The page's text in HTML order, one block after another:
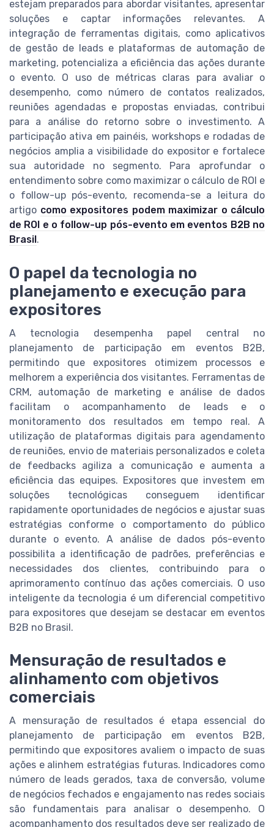
estejam preparados para abordar visitantes, apresentar
soluções e captar informações relevantes. A
integração de ferramentas digitais, como aplicativos
de gestão de leads e plataformas de automação de
marketing, potencializa a eficiência das ações durante
o evento. O uso de métricas claras para avaliar o
desempenho, como número de contatos realizados,
reuniões agendadas e propostas enviadas, contribui
para a análise do retorno sobre o investimento. A
participação ativa em painéis, workshops e rodadas de
negócios amplia a visibilidade do expositor e fortalece
sua autoridade no segmento. Para aprofundar o
entendimento sobre como maximizar o cálculo de ROI e
o follow-up pós-evento, recomenda-se a leitura do
artigo como expositores podem maximizar o cálculo
de ROI e o follow-up pós-evento em eventos B2B no
Brasil .
O papel da tecnologia no
planejamento e execução para
expositores
A tecnologia desempenha papel central no
planejamento de participação em eventos B2B,
permitindo que expositores otimizem processos e
melhorem a experiência dos visitantes. Ferramentas de
CRM, automação de marketing e análise de dados
facilitam o acompanhamento de leads e o
monitoramento dos resultados em tempo real. A
utilização de plataformas digitais para agendamento
de reuniões, envio de materiais personalizados e coleta
de feedbacks agiliza a comunicação e aumenta a
eficiência das equipes. Expositores que investem em
soluções tecnológicas conseguem identificar
rapidamente oportunidades de negócios e ajustar suas
estratégias conforme o comportamento do público
durante o evento. A análise de dados pós-evento
possibilita a identificação de padrões, preferências e
necessidades dos clientes, contribuindo para o
aprimoramento contínuo das ações comerciais. O uso
inteligente da tecnologia é um diferencial competitivo
para expositores que desejam se destacar em eventos
B2B no Brasil.
Mensuração de resultados e
alinhamento com objetivos
comerciais
A mensuração de resultados é etapa essencial do
planejamento de participação em eventos B2B,
permitindo que expositores avaliem o impacto de suas
ações e alinhem estratégias futuras. Indicadores como
número de leads gerados, taxa de conversão, volume
de negócios fechados e engajamento nas redes sociais
são fundamentais para analisar o desempenho. O
acompanhamento dos resultados deve ser realizado de